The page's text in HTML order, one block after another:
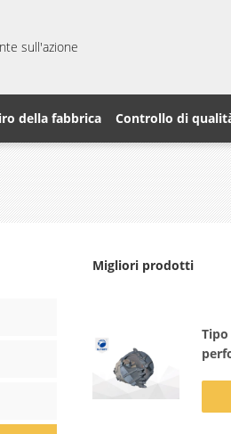
sull'azione
della fabbrica Controllo di
Migliori prodotti